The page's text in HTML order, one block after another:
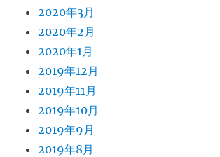
2020年3月
2020年2月
2020年1月
2019年12月
2019年11月
2019年10月
2019年9月
2019年8月